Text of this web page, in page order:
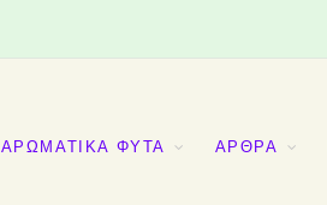
ΑΡΩΜΑΤΙΚΑ ΦΥΤΑ ΑΡΘΡΑ